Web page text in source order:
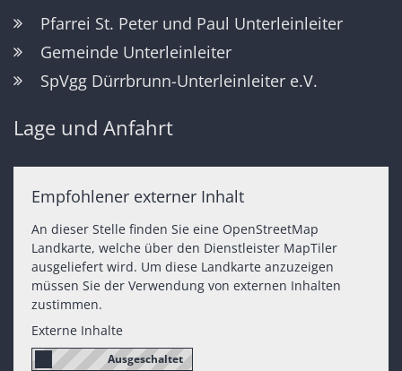
Pfarrei St. Peter und Paul Unterleinleiter
Gemeinde Unterleinleiter
SpVgg Dürrbrunn-Unterleinleiter e.V.
Lage und Anfahrt
Empfohlener externer Inhalt
An dieser Stelle finden Sie eine OpenStreetMap
Landkarte, welche über den Dienstleister MapTiler
ausgeliefert wird. Um diese Landkarte anzuzeigen
müssen Sie der Verwendung von externen Inhalten
zustimmen.
Externe Inhalte